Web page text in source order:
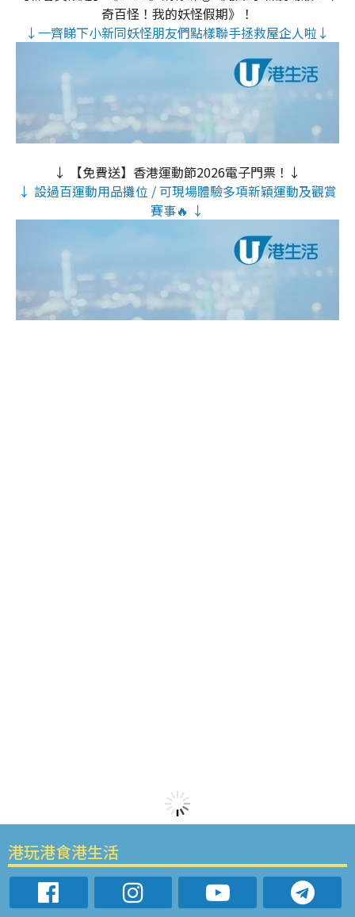
奇百怪！我的妖怪假期》！
↓一齊睇下小新同妖怪朋友們點樣聯手拯救屋企人啦↓
↓ 【免費送】香港運動節2026電子門票！↓
↓ 設過百運動用品攤位 / 可現場體驗多項新穎運動及觀賞
賽事🔥 ↓
港玩港食港生活